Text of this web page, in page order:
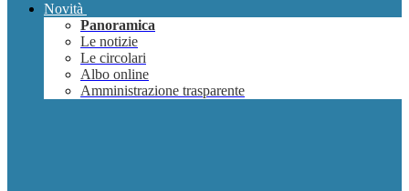
Novità
Panoramica
Le notizie
Le circolari
Albo online
Amministrazione trasparente